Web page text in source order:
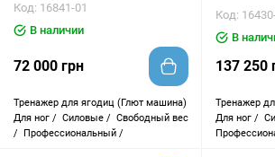
Код: 16841-01
В наличии
72 000 грн
Тренажер для ягодиц (Глют машина)
Для ног / Силовые / Свободный вес
/
Профессиональный /
Код:
В
137 250
Тренажер
Для ног /